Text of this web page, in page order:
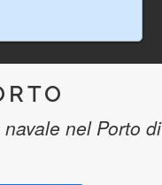
nel Porto